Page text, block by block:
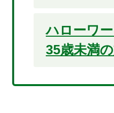
ハローワ
35歳未満